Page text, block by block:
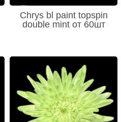
Chrys bl paint topspin
double mint от 60шт